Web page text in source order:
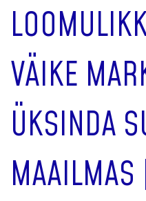
VÄIKE
ÜKSINDA